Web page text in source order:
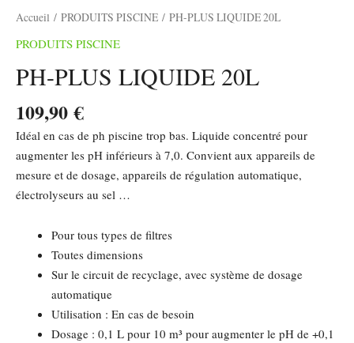
Accueil / PRODUITS PISCINE / PH-PLUS LIQUIDE 20L
PRODUITS PISCINE
PH-PLUS LIQUIDE 20L
109,90€
Idéal en cas de ph piscine trop bas. Liquide concentré pour
augmenter les pH inférieurs à 7,0. Convient aux appareils de
mesure et de dosage, appareils de régulation automatique,
électrolyseurs au sel …
Pour tous types de filtres
Toutes dimensions
Sur le circuit de recyclage, avec système de dosage
automatique
Utilisation : En cas de besoin
Dosage : 0,1 L pour 10 m³ pour augmenter le pH de +0,1